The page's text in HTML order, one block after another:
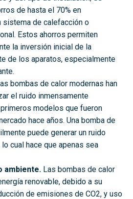
de hasta el 70% en
sistema de calefacción o
Estos ahorros permiten
la inversión inicial de la
de los aparatos, especialmente
bombas de calor modernas han
el ruido inmensamente
modelos que fueron
hace años. Una bomba de
puede generar un ruido
cual hace que apenas sea
ambiente. Las bombas de calor
renovable, debido a su
de emisiones de CO2, y uso